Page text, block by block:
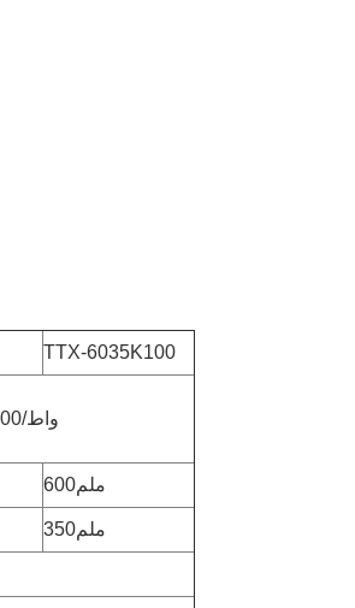
TTX-6035K100
350 واط/100 كيلو فولت
600ملم
350ملم